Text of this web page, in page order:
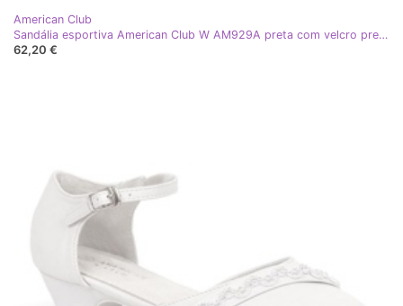
American Club
Sandália esportiva American Club W AM929A preta com velcro preto
62,20 €